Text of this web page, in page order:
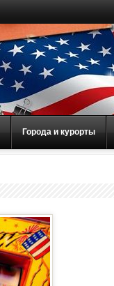
Города и курорты